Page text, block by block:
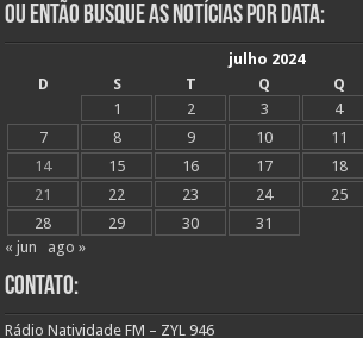
Ou Então Busque as Notícias Por Data:
julho 2024
D
S T Q Q
1
2 3 4
7
8 9 10 11
14
15 16 17 18
21
22 23 24 25
28
29 30
31
« jun
ago »
Contato:
Rádio Natividade FM – ZYL 946